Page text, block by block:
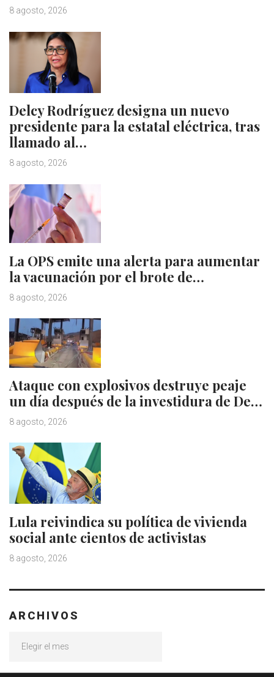
8 agosto, 2026
Delcy Rodríguez designa un nuevo
presidente para la estatal eléctrica, tras
llamado al…
8 agosto, 2026
La OPS emite una alerta para aumentar
la vacunación por el brote de…
8 agosto, 2026
Ataque con explosivos destruye peaje
un día después de la investidura de De…
8 agosto, 2026
Lula reivindica su política de vivienda
social ante cientos de activistas
8 agosto, 2026
ARCHIVOS